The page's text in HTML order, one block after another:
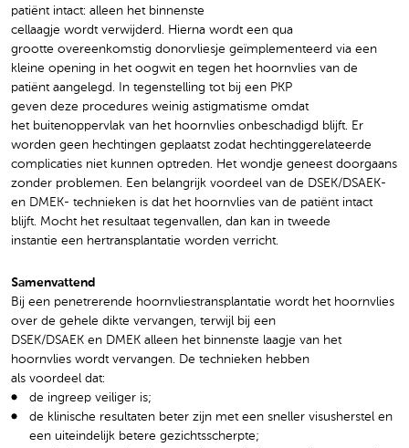
patiënt intact: alleen het binnenste
cellaagje wordt verwijderd. Hierna wordt een qua
grootte overeenkomstig donorvliesje geïmplementeerd via een
kleine opening in het oogwit en tegen het hoornvlies van de
patiënt aangelegd. In tegenstelling tot bij een PKP
geven deze procedures weinig astigmatisme omdat
het buitenoppervlak van het hoornvlies onbeschadigd blijft. Er
worden geen hechtingen geplaatst zodat hechtinggerelateerde
complicaties niet kunnen optreden. Het wondje geneest doorgaans
zonder problemen. Een belangrijk voordeel van de DSEK/DSAEK-
en DMEK- technieken is dat het hoornvlies van de patiënt intact
blijft. Mocht het resultaat tegenvallen, dan kan in tweede
instantie een hertransplantatie worden verricht.
Samenvattend
Bij een penetrerende hoornvliestransplantatie wordt het hoornvlies
over de gehele dikte vervangen, terwijl bij een
DSEK/DSAEK en DMEK alleen het binnenste laagje van het
hoornvlies wordt vervangen. De technieken hebben
als voordeel dat:
de ingreep veiliger is;
de klinische resultaten beter zijn met een sneller visusherstel en
een uiteindelijk betere gezichtsscherpte;